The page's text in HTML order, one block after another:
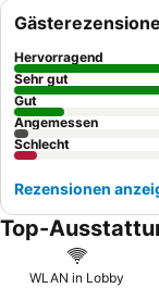
Frühstück und
Galaabende. Für
Zimmer mitBalkon
genießen.
Hervorragend
Sehr gut
Gut
Angemessen
Schlecht
Rezensionen
Top-
WLAN in Lobby